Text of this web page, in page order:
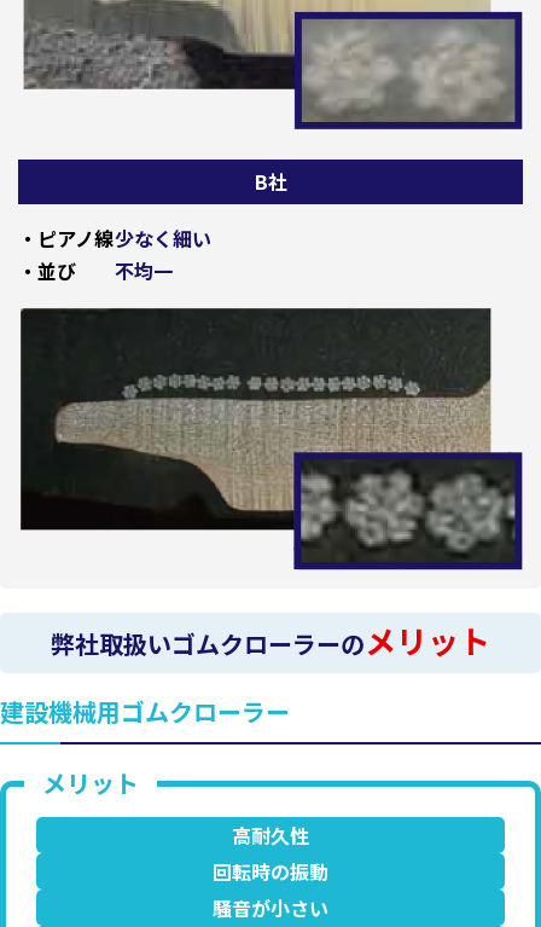
B社
・ピアノ線少なく細い
・並び
不均一
弊社取扱いゴムクローラーのメリット
建設機械用ゴムクローラー
高耐久性
回転時の振動
騒音が小さい